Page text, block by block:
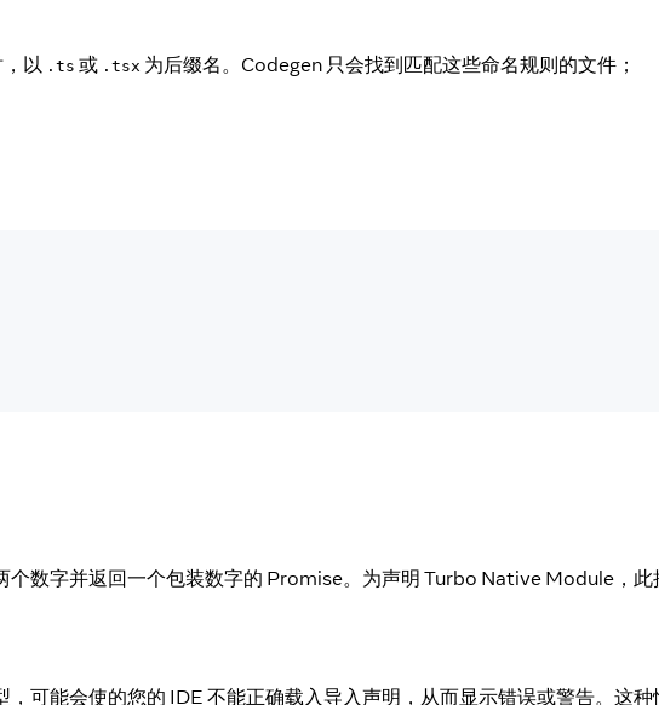
以 .ts 或 .tsx 为后缀名。Codegen 只会找到匹配这些命名规则的文件；
个数字并返回一个包装数字的 Promise。为声明 Turbo Native Module，此
可能会使的您的 IDE 不能正确载入导入声明，从而显示错误或警告。这种